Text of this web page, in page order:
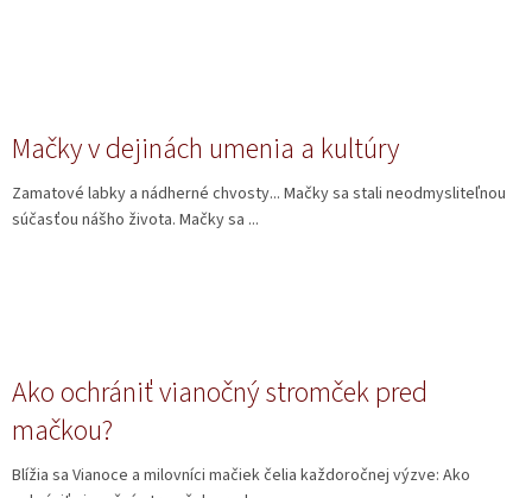
Mačky v dejinách umenia a kultúry
Zamatové labky a nádherné chvosty... Mačky sa stali neodmysliteľnou
súčasťou nášho života. Mačky sa ...
Ako ochrániť vianočný stromček pred
mačkou?
Blížia sa Vianoce a milovníci mačiek čelia každoročnej výzve: Ako